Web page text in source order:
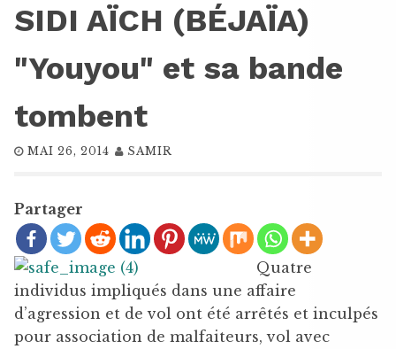
SIDI AÏCH (BÉJAÏA)
"Youyou" et sa bande
tombent
MAI 26, 2014 SAMIR
Partager
Quatre
individus impliqués dans une affaire
d’agression et de vol ont été arrêtés et inculpés
pour association de malfaiteurs, vol avec